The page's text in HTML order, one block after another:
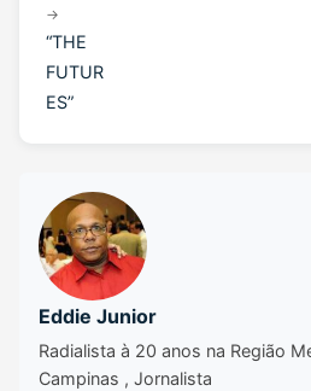
→
“THE
FUTUR
ES”
Eddie Junior
Radialista à 20 anos na Região
Campinas , Jornalista